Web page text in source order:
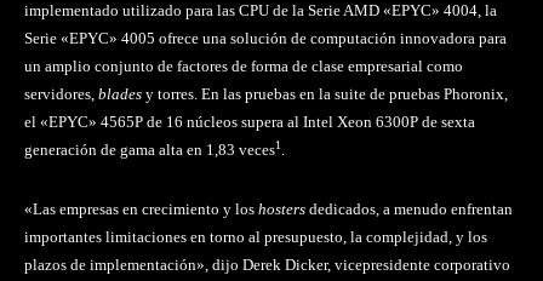
implementado utilizado para las CPU de la Serie AMD «EPYC» 4004, la
Serie «EPYC» 4005 ofrece una solución de computación innovadora para
un amplio conjunto de factores de forma de clase empresarial como
servidores, blades y torres. En las pruebas en la suite de pruebas Phoronix,
el «EPYC» 4565P de 16 núcleos supera al Intel Xeon 6300P de sexta
generación de gama alta en 1,83 veces1 .
«Las empresas en crecimiento y los hosters dedicados, a menudo enfrentan
importantes limitaciones en torno al presupuesto, la complejidad, y los
plazos de implementación», dijo Derek Dicker, vicepresidente corporativo